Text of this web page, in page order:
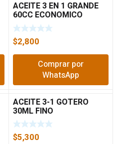
ACEITE 3 EN 1 GRANDE
60CC ECONOMICO
$2,800
Comprar por
WhatsApp
ACEITE 3-1 GOTERO
30ML FINO
$5,300